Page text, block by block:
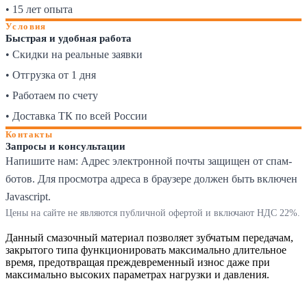
• 15 лет опыта
Условия
Быстрая и удобная работа
• Скидки на реальные заявки
• Отгрузка от 1 дня
• Работаем по счету
• Доставка ТК по всей России
Контакты
Запросы и консультации
Напишите нам: Адрес электронной почты защищен от спам-
ботов. Для просмотра адреса в браузере должен быть включен
Javascript.
Цены на сайте не являются публичной офертой и включают НДС 22%.
Данный смазочный материал позволяет зубчатым передачам,
закрытого типа функционировать максимально длительное
время, предотвращая преждевременный износ даже при
максимально высоких параметрах нагрузки и давления.